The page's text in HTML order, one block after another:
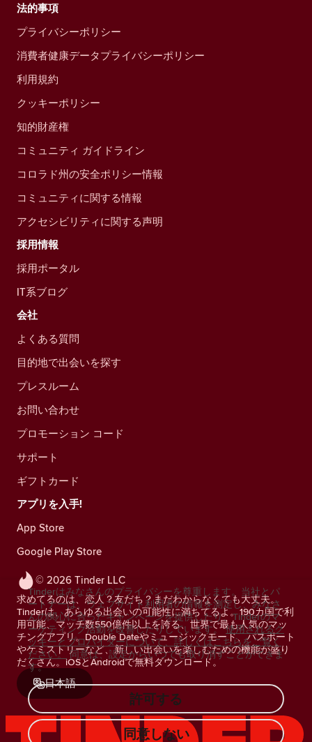
© 2026 Tinder LLC
求めてるのは、恋人？友だち？まだわからなくても大丈夫。
Tinderは、あらゆる出会いの可能性に満ちてるよ。190カ国で利
用可能、マッチ数550億件以上を誇る、世界で最も人気のマッ
チングアプリ。Double Dateやミュージックモード、パスポート
やケミストリーなど、新しい出会いを楽しむための機能が盛り
だくさん。iOSとAndroidで無料ダウンロード。
日本語
法的事項
プライバシーポリシー
消費者健康データプライバシーポリシー
利用規約
クッキーポリシー
知的財産権
コミュニティ ガイドライン
コロラド州の安全ポリシー情報
コミュニティに関する情報
アクセシビリティに関する声明
採用情報
採用ポータル
IT系ブログ
会社
よくある質問
目的地で出会いを探す
プレスルーム
お問い合わせ
プロモーション コード
サポート
ギフトカード
アプリを入手!
App Store
Google Play Store
Tinderはみなさんのプライバシーを尊重します。当社とパ
ートナーは、ウェブサイト利用者の情報を測定し、みなさ
んの関心に合ったキャンペーンを提供したり、Tinderのマ
ーケティング活動を改善したりしています。 使用されるク
ッキーとプロバイダーについて、詳しくはこちらをご覧く
ださい。 同意は、設定からいつでも取り消すことができま
す。
許可する
同意しない